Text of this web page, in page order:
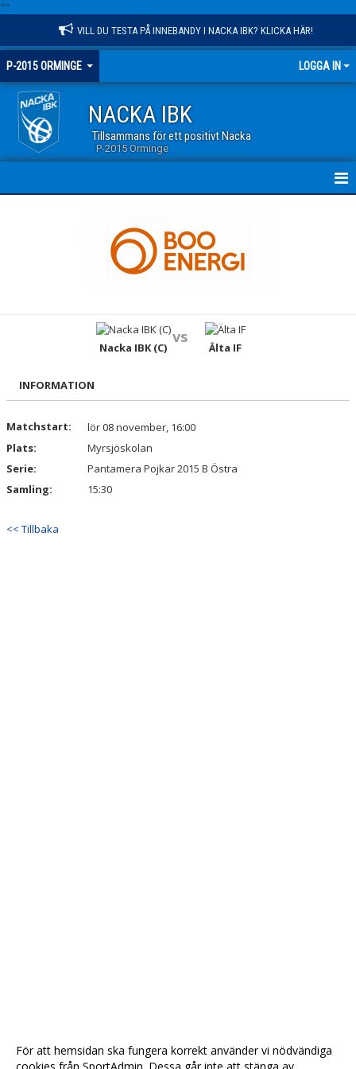
""
VILL DU TESTA PÅ INNEBANDY I NACKA IBK? KLICKA HÄR!
P-2015 ORMINGE LOGGA IN
NACKA IBK
Tillsammans för ett positivt Nacka
P-2015 Orminge
BILDGALLERI
KONTAKT
Nacka IBK (C)
vs
Älta IF
INFORMATION
Matchstart:
lör 08 november, 16:00
Plats:
Myrsjöskolan
Serie:
Pantamera Pojkar 2015 B Östra
Samling:
15:30
<< Tillbaka
För att hemsidan ska fungera korrekt använder vi nödvändiga